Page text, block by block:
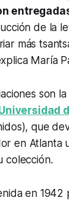
de la
más
María
son
que
en Atlanta
colección.
en 1942